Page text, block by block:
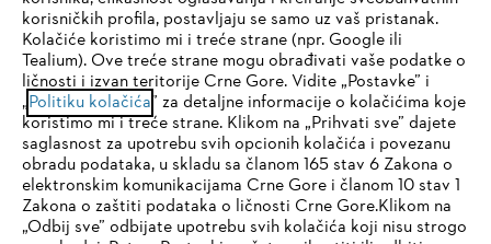
STIHL FAQ
Servis
IHR BROWSER WIRD NICHT
UNTERSTÜTZT
Sie nutzen einen Browser, den wir noch nicht unterstützen. Für
eine optimale Nutzung unserer Seite empfehlen wir Ihnen, zu
korisničkih profila, postavljaju se samo uz vaš pristanak.
Kolačiće koristimo mi i treće strane (npr. Google ili
Tealium). Ove treće strane mogu obrađivati vaše podatke o
ličnosti i izvan teritorije Crne Gore. Vidite „Postavke” i
„Politiku kolačića” za detaljne informacije o kolačićima koje
koristimo mi i treće strane. Klikom na „Prihvati sve” dajete
saglasnost za upotrebu svih opcionih kolačića i povezanu
obradu podataka, u skladu sa članom 165 stav 6 Zakona o
elektronskim komunikacijama Crne Gore i članom 10 stav 1
Zakona o zaštiti podataka o ličnosti Crne Gore.Klikom na
„Odbij sve” odbijate upotrebu svih kolačića koji nisu strogo